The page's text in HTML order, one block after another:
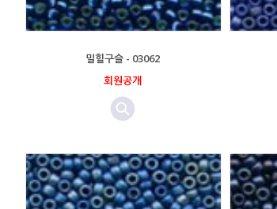
밀힐구슬 - 03062
회원공개